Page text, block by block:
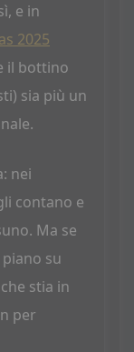
e in
2025
il bottino
sia più un
nei
contano e
Ma se
su
stia in
per